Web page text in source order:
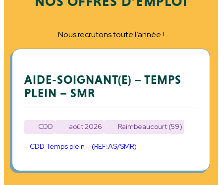
Nous recrutons toute l’année !
AIDE-SOIGNANT(E) – TEMPS
PLEIN – SMR
CDD août 2026 Raimbeaucourt (59)
– CDD Temps plein – (REF:AS/SMR)